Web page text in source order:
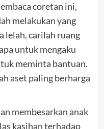
coretan ini,
melakukan yang
lelah, carilah ruang
untuk mengaku
meminta bantuan.
aset paling berharga
membesarkan anak
kasihan terhadap